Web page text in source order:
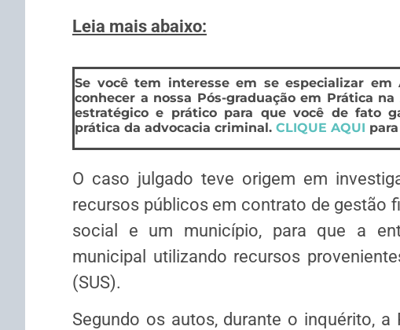
Leia mais abaixo:
Se você tem interesse em se especializar em
conhecer a nossa Pós-graduação em Prática
estratégico e prático para que você de fato
prática da advocacia criminal. CLIQUE AQUI
O caso julgado teve origem em
recursos públicos em contrato de gestão
social e um município, para que a
municipal utilizando recursos
(SUS).
Segundo os autos, durante o inquérito, a